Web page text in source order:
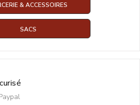
& ACCESSOIRES
SACS